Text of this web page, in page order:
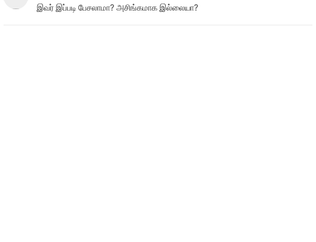
இவர் இப்படி பேசலாமா? அசிங்கமாக இல்லையா?